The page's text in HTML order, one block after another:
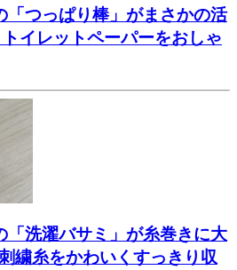
「つっぱり棒」がまさかの活
イレットペーパーをおしゃ
「洗濯バサミ」が糸巻きに大
繍糸をかわいくすっきり収